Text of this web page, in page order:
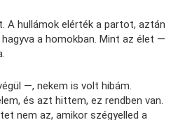
A hullámok elérték a partot, aztán
a homokban. Mint az élet —
—, nekem is volt hibám.
és azt hittem, ez rendben van.
nem az, amikor szégyelled a